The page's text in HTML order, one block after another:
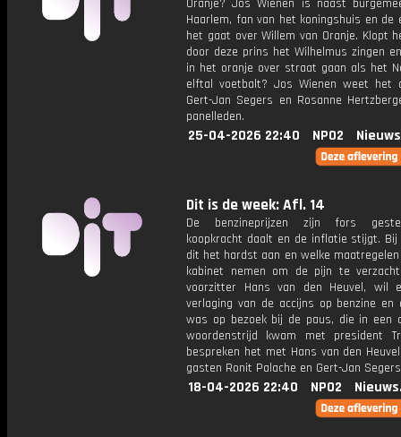
Oranje? Jos Wienen is naast
Haarlem, fan van het koningshuis en de
het gaat over Willem van Oranje. Klopt
door deze prins het Wilhelmus zingen
in het oranje over straat gaan als het
elftal voetbalt? Jos Wienen weet het
Gert-Jan Segers en Rosanne
panelleden.
25-04-2026 22:40 NPO2
Dit is de week: Afl. 14
De benzineprijzen zijn fors
koopkracht daalt en de inflatie stijgt.
dit het hardst aan en welke
kabinet nemen om de pijn te
voorzitter Hans van den Heuvel, wil
verlaging van de accijns op benzine en
was op bezoek bij de paus, die in een
woordenstrijd kwam met president
bespreken het met Hans van den
gasten Ronit Palache en Gert-Jan
18-04-2026 22:40 NPO2